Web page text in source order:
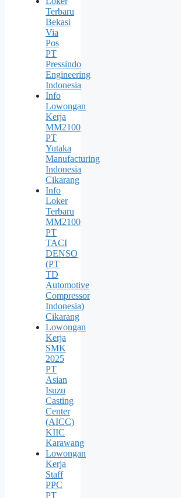
Terbaru
Bekasi
Via
Pos
PT
Pressindo
Engineering
Indonesia
Info
Lowongan
Kerja
MM2100
PT
Yutaka
Manufacturing
Indonesia
Cikarang
Info
Loker
Terbaru
MM2100
PT
TACI
DENSO
(PT
TD
Automotive
Compressor
Indonesia)
Cikarang
Lowongan
Kerja
SMK
2025
PT
Asian
Isuzu
Casting
Center
(AICC)
KIIC
Karawang
Lowongan
Kerja
Staff
PPC
PT